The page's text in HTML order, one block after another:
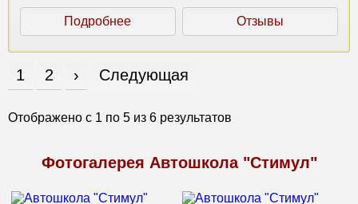
Подробнее Отзывы
1 2 › Следующая
Отображено с 1 по 5 из 6 результатов
Фотогалерея Автошкола "Стимул"